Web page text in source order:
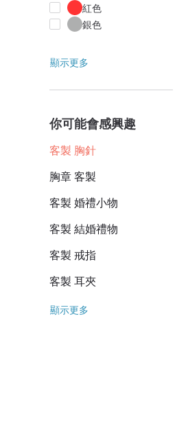
紅色
銀色
顯示更多
你可能會感興趣
客製 胸針
胸章 客製
客製 婚禮小物
客製 結婚禮物
客製 戒指
客製 耳夾
顯示更多